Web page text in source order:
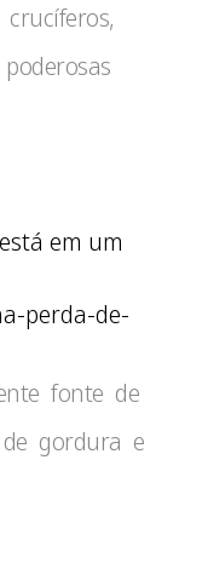
perda-de-
fonte de
gordura e